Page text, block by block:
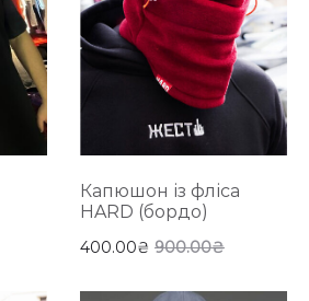
Капюшон із фліса
HARD (бордо)
900.00₴
400.00₴